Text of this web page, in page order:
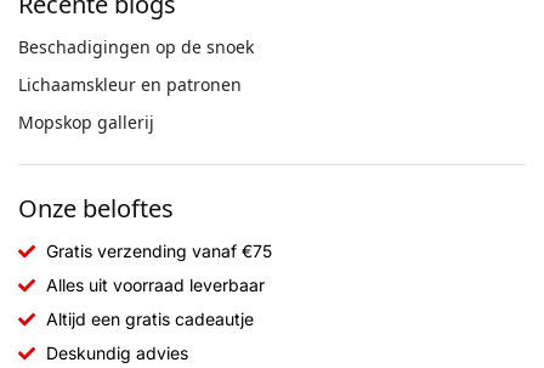
Beschadigingen op de snoek
Lichaamskleur en patronen
Mopskop gallerij
Onze beloftes
Gratis verzending vanaf €75
Alles uit voorraad leverbaar
Altijd een gratis cadeautje
Deskundig advies